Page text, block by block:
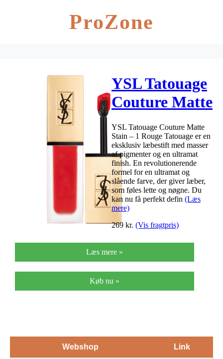
ProZone
YSL Tatouage
Couture Matte
Stain 6 ml – 1
Rouge
Tatouage
YSL Tatouage Couture Matte
Stain – 1 Rouge Tatouage er en
eksklusiv læbestift med masser
af pigmenter og en ultramat
finish. En revolutionerende
formel for en ultramat og
slående farve, der giver læber,
som føles lette og nøgne. Du
kan nu få perfekt defin (Læs
mere)
269 kr. (Vis fragtpris)
Læs mere »
Køb nu »
Webshop Link